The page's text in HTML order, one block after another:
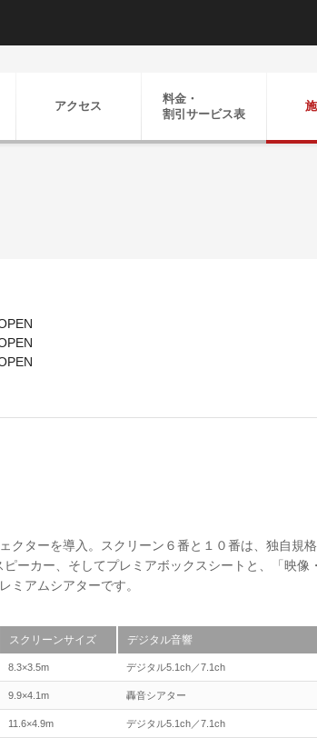
アクセス
料金・
割引 サービス表
クターを導入。スクリーン６番と１０番は、独自規
ーカー、そしてプレミアボックスシートと、「映像
ミアムシアターです。
スクリーンサイズ デジタル音響
8.3×3.5m デジタル5.1ch／7.1ch
9.9×4.1m 轟音シアター
11.6×4.9m デジタル5.1ch／7.1ch